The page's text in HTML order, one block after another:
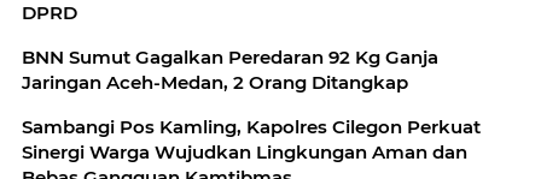
DPRD
BNN Sumut Gagalkan Peredaran 92 Kg Ganja
Jaringan Aceh-Medan, 2 Orang Ditangkap
Sambangi Pos Kamling, Kapolres Cilegon Perkuat
Sinergi Warga Wujudkan Lingkungan Aman dan